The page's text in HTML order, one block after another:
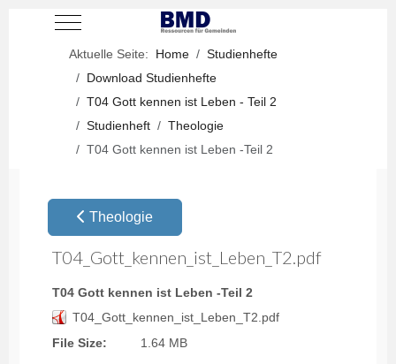
Mobile Menu Toggle
Aktuelle Seite: Home
Studienhefte
Download Studienhefte
T04 Gott kennen ist Leben - Teil 2
Studienheft
Theologie
T04 Gott kennen ist Leben -Teil 2
Theologie
T04_Gott_kennen_ist_Leben_T2.pdf
T04 Gott kennen ist Leben -Teil 2
T04_Gott_kennen_ist_Leben_T2.pdf
File Size:
1.64 MB